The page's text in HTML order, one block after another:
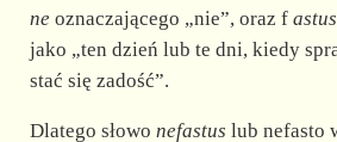
ne oznaczającego „nie”, oraz f astus
jako „ten dzień lub te dni, kiedy
stać się zadość”.
Dlatego słowo nefastus lub nefasto